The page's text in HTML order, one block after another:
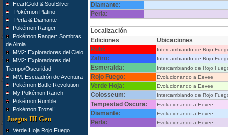
HeartGold & SoulSilver
Pokémon Platino
Perla & Diamante
Pokémon Ranger
Pokémon Ranger: Sombras
de Almia
MM2: Exploradores del Cielo
MM2: Exploradores del
Tiempo/Oscuridad
MM: Escuadrón de Aventura
Pokémon Battle Revolution
My Pokémon Ranch
Pokémon Rumble
Pokémon Trozei!
Juegos III Gen
Verde Hoja Rojo Fuego
Diamante:
Perla:
Localización
Ediciones
Ubicaciones
Rubí:
Intercambiando de Rojo
Zafiro: Intercambiando de Rojo
Esmeralda: Intercambiando de Rojo
Rojo Fuego: Evolucionando a Eevee
Verde Hoja: Evolucionando a Eevee
Colosseum: Intercambiando de Rojo
Tempestad Oscura: Evolucionando a Eevee
Diamante: Evolucionando a Eevee
Perla: Evolucionando a Eevee